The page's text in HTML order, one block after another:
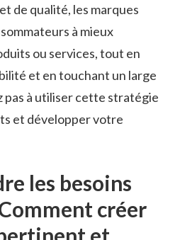
de ⁣qualité, les marques
à ‌mieux
ou services, tout en
et en touchant un large
pas à utiliser cette stratégie
et développer votre
les besoins
créer